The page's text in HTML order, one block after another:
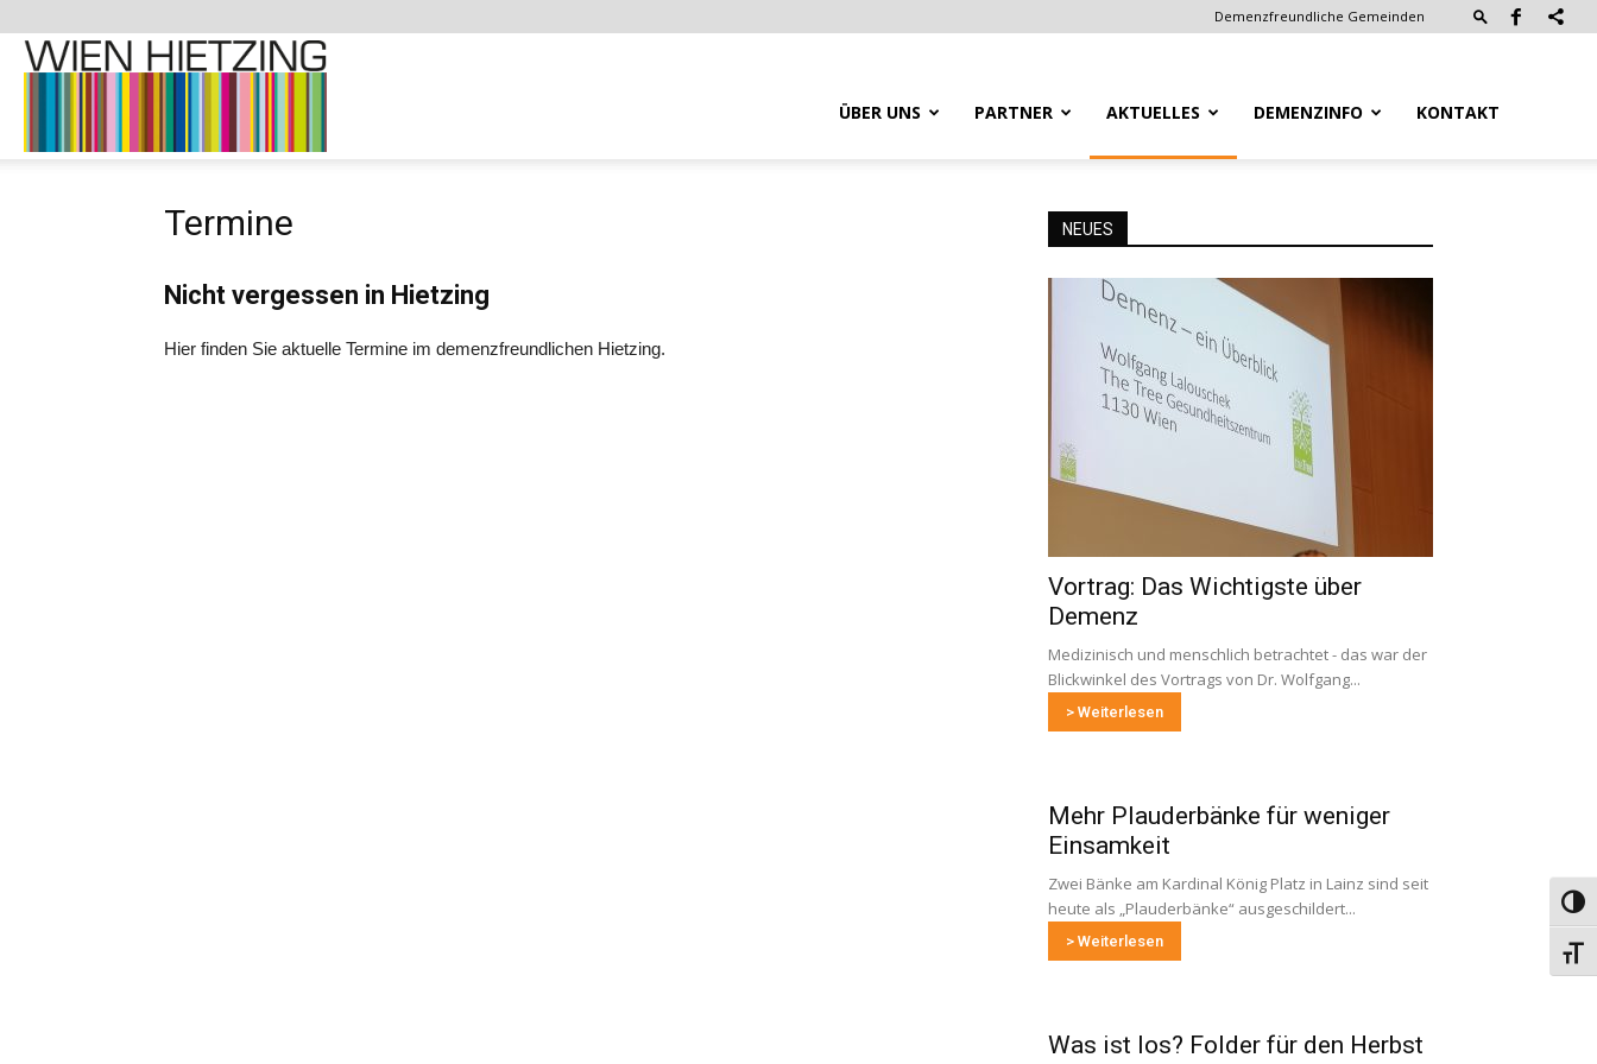
Demenzfreundliche Gemeinden
–
ÜBER UNS PARTNER AKTUELLES DEMENZINFO KONTAKT
Termine
Nicht vergessen in Hietzing
Hier finden Sie aktuelle Termine im demenzfreundlichen Hietzing.
NEUES
Vortrag: Das Wichtigste über
Demenz
Medizinisch und menschlich betrachtet - das war der
Blickwinkel des Vortrags von Dr. Wolfgang...
> Weiterlesen
Mehr Plauderbänke für weniger
Einsamkeit
Zwei Bänke am Kardinal König Platz in Lainz sind seit
heute als „Plauderbänke“ ausgeschildert...
> Weiterlesen
Was ist los? Folder für den Herbst